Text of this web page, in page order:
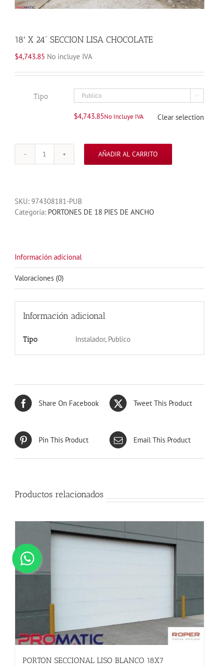
18′ X 24” SECCION LISA CHOCOLATE
$4,743.85 No incluye IVA
Tipo 
$4,743.85No Incluye IVA Clear selection
18'
LISA
CHOCOLATE
AÑADIR AL CARRITO
SKU: 974308181-PUB
Categoría: PORTONES DE 18 PIES DE ANCHO
Información adicional
Valoraciones (0)
Información adicional
Tipo Instalador, Publico
Share On Facebook Tweet This Product
Pin This Product Email This Product
Productos relacionados
PORTON SECCIONAL LISO BLANCO 18X7